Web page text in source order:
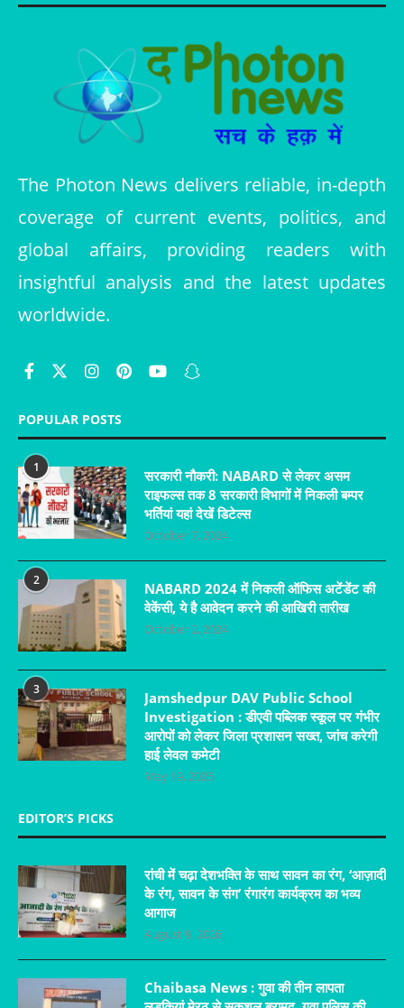
The Photon News delivers reliable, in-depth
coverage of current events, politics, and
global affairs, providing readers with
insightful analysis and the latest updates
worldwide.
POPULAR POSTS
1
सरकारी नौकरी: NABARD से लेकर असम
राइफल्स तक 8 सरकारी विभागों में निकली बम्पर
भर्तियां यहां देखें डिटेल्स
October 7, 2024
2
NABARD 2024 में निकली ऑफिस अटेंडेंट की
वेकेंसी, ये है आवेदन करने की आखिरी तारीख
October 2, 2024
3
Jamshedpur DAV Public School
Investigation : डीएवी पब्लिक स्कूल पर गंभीर
आरोपों को लेकर जिला प्रशासन सख्त, जांच करेगी
हाई लेवल कमेटी
May 19, 2025
EDITOR’S PICKS
रांची में चढ़ा देशभक्ति के साथ सावन का रंग, ‘आज़ादी
के रंग, सावन के संग’ रंगारंग कार्यक्रम का भव्य
आगाज
August 9, 2026
Chaibasa News : गुवा की तीन लापता